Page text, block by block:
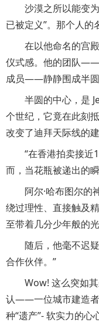
沙漠之所以能变
已被定义”。那个人的
在以他命名的宫
仪式感。他的团队——
成员——静静围成半圆
半圆的中心，是
个世纪，它竟在此刻
改变了迪拜天际线的建
“在香港拍卖接近
而，当花瓶被递出的
阿尔·哈布图尔
绕过理性、直接触及
至带着几分少年般的
随后，他毫不迟
合作伙伴。”
Wow! 这么突如
认——一位城市建造者
种“遗产”- 软实力的心